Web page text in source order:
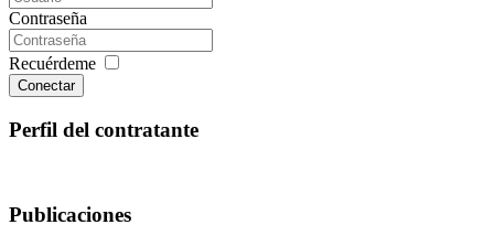
Contraseña
Recuérdeme
Conectar
Perfil del contratante
Publicaciones